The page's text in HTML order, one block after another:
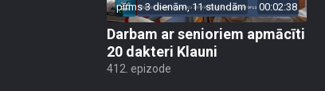
pirms 3 dienām, 11 stundām 00:02:38
Darbam ar senioriem apmācīti
20 dakteri Klauni
412. epizode